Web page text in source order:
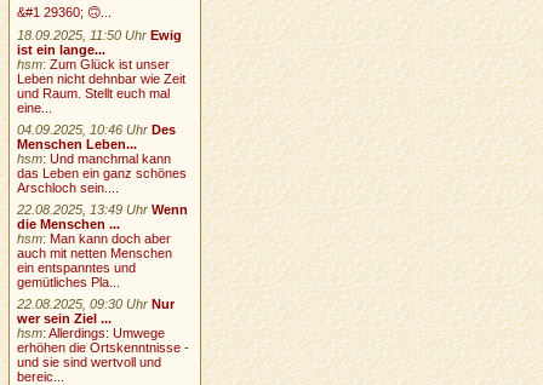
&#1 29360; 🙃...
18.09.2025, 11:50 Uhr Ewig
ist ein lange...
hsm:Zum Glück ist unser
Leben nicht dehnbar wie Zeit
und Raum. Stellt euch mal
eine...
04.09.2025, 10:46 Uhr Des
Menschen Leben...
hsm:Und manchmal kann
das Leben ein ganz schönes
Arschloch sein....
22.08.2025, 13:49 Uhr Wenn
die Menschen ...
hsm:Man kann doch aber
auch mit netten Menschen
ein entspanntes und
gemütliches Pla...
22.08.2025, 09:30 Uhr Nur
wer sein Ziel ...
hsm:Allerdings: Umwege
erhöhen die Ortskenntnisse -
und sie sind wertvoll und
bereic...